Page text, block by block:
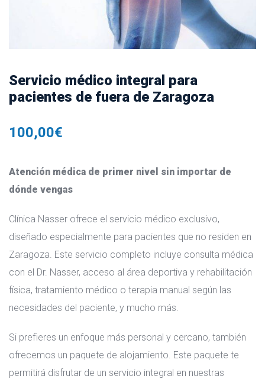
Servicio médico integral para
pacientes de fuera de Zaragoza
100,00€
Atención médica de primer nivel sin importar de
dónde vengas
Clínica Nasser ofrece el servicio médico exclusivo,
diseñado especialmente para pacientes que no residen en
Zaragoza. Este servicio completo incluye consulta médica
con el Dr. Nasser, acceso al área deportiva y rehabilitación
física, tratamiento médico o terapia manual según las
necesidades del paciente, y mucho más.
Si prefieres un enfoque más personal y cercano, también
ofrecemos un paquete de alojamiento. Este paquete te
permitirá disfrutar de un servicio integral en nuestras